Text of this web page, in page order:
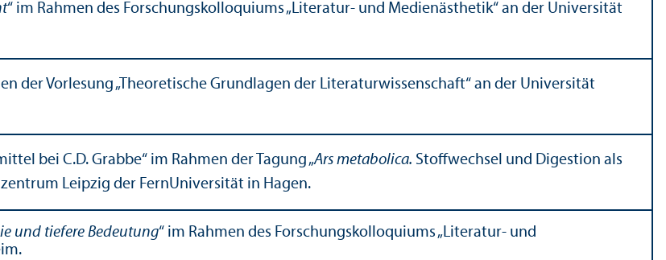
“ im Rahmen des Forschungs­kolloquiums „Literatur- und Medienästhetik“ an der Universität
der Vorlesung „Theoretische Grundlagen der Literatur­wissenschaft“ an der Universität
bei C.D. Grabbe“ im Rahmen der Tagung „Ars metabolica. Stoffwechsel und Digestion als
Leipzig der Fern­Universität in Hagen.
und tiefere Bedeutung“ im Rahmen des Forschungs­kolloquiums „Literatur- und